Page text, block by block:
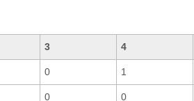
3 4
0 1
0 0